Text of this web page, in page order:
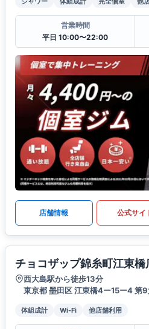
営業時間
平日 10:00〜22:00
店舗情報 公式サイ
チョコザップ錦糸町江東橋
西大島駅から徒歩13分
東京都 墨田区 江東橋4ー15ー4 第9
体組成計 Wi-Fi 他店舗利用